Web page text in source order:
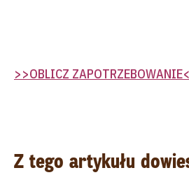
>>OBLICZ
Z tego artykułu